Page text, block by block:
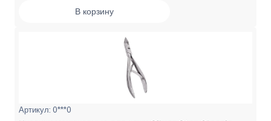
В корзину
Артикул: 0***0